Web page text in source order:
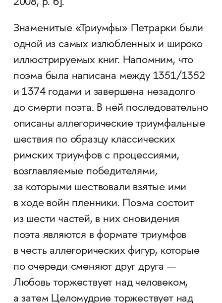
Знаменитые «Триумфы» Петрарки были
одной из самых излюбленных и широко
иллюстрируемых книг. Напомним, что
поэма была написана между 1351/1352
и 1374 годами и завершена незадолго
до смерти поэта. В ней последовательно
описаны аллегорические триумфальные
шествия по образцу классических
римских триумфов с процессиями,
возглавляемые победителями,
за которыми шествовали взятые ими
в ходе вой­н пленники. Поэма состоит
из шести частей, в них сновидения
поэта являются в формате триумфов
в честь аллегорических фигур, которые
по очереди сменяют друг друга —
Любовь торжествует над человеком,
а затем Целомудрие торжествует над